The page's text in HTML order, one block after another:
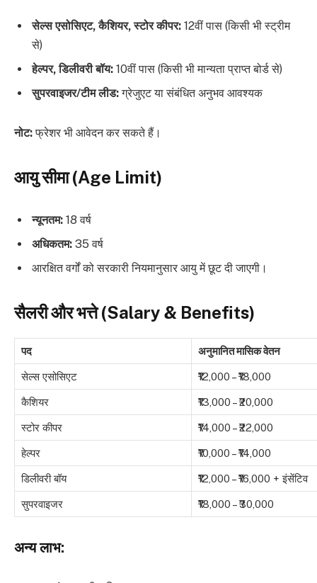
सेल्स एसोसिएट, कैशियर, स्टोर कीपर: 12वीं पास (किसी भी स्ट्रीम
से)
हेल्पर, डिलीवरी बॉय: 10वीं पास (किसी भी मान्यता प्राप्त बोर्ड से)
सुपरवाइजर/टीम लीड:ग्रेजुएट या संबंधित अनुभव आवश्यक
नोट:फ्रेशर भी आवेदन कर सकते हैं।
आयु सीमा (Age Limit)
न्यूनतम: 18 वर्ष
अधिकतम: 35 वर्ष
आरक्षित वर्गों को सरकारी नियमानुसार आयु में छूट दी जाएगी।
सैलरी और भत्ते (Salary & Benefits)
पद अनुमानित मासिक वेतन
सेल्स एसोसिएट ₹12,000 – ₹18,000
कैशियर ₹13,000 – ₹20,000
स्टोर कीपर ₹14,000 – ₹22,000
हेल्पर ₹10,000 – ₹14,000
डिलीवरी बॉय ₹12,000 – ₹16,000 + इंसेंटिव
सुपरवाइजर ₹18,000 – ₹30,000
अन्य लाभ: